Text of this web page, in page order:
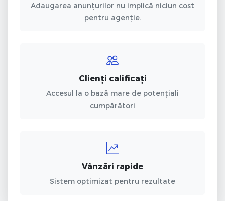
Adaugarea anunțurilor nu implică niciun cost
pentru agenție.
Clienți calificați
Accesul la o bază mare de potențiali
cumpărători
Vânzări rapide
Sistem optimizat pentru rezultate